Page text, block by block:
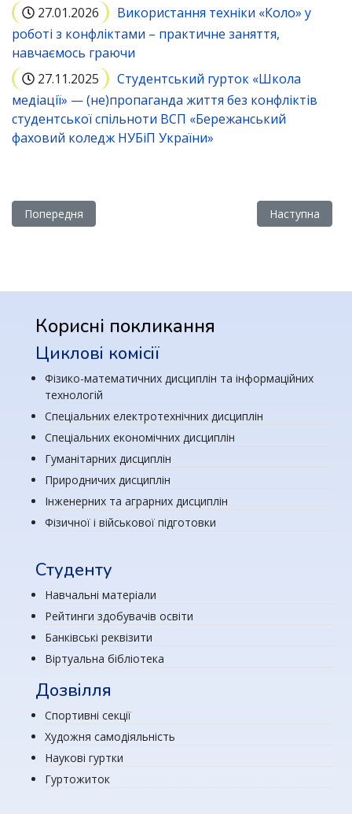
27.01.2026
Використання техніки «Коло» у
роботі з конфліктами – практичне заняття,
навчаємось граючи
27.11.2025
Студентський гурток «Школа
медіації» — (не)пропаганда життя без конфліктів
студентської спільноти ВСП «Бережанський
фаховий коледж НУБіП України»
Попередня стаття: Провідні бібліотеки України та світу
Попередня Наступна
Наступна
Корисні покликання
Циклові комісії
Фізико-математичних дисциплін та інформаційних
технологій
Спеціальних електротехнічних дисциплін
Спеціальних економічних дисциплін
Гуманітарних дисциплін
Природничих дисциплін
Інженерних та аграрних дисциплін
Фізичної і військової підготовки
Студенту
Навчальні матеріали
Рейтинги здобувачів освіти
Банківські реквізити
Віртуальна бібліотека
Дозвілля
Спортивні секції
Художня самодіяльність
Наукові гуртки
Гуртожиток